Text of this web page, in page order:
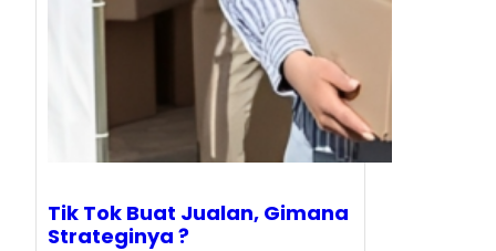
Tik Tok Buat Jualan, Gimana
Strateginya ?